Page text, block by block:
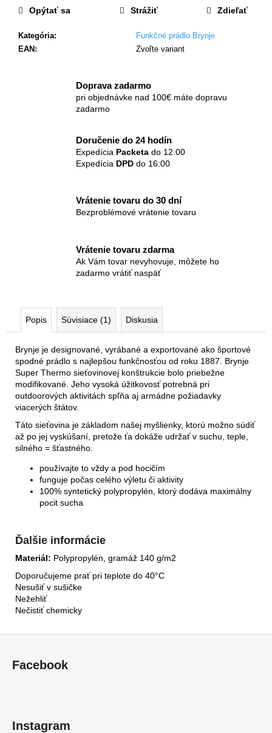
Kategória:
Funkčné prádlo Brynje
EAN: Zvoľte variant
Opýtať sa Strážiť Zdieľať
Doprava zadarmo
pri objednávke nad 100€ máte dopravu
zadarmo
Doručenie do 24 hodín
Expedícia Packeta do 12:00
Expedícia DPD do 16:00
Vrátenie tovaru do 30 dní
Bezproblémové vrátenie tovaru
Vrátenie tovaru zdarma
Ak Vám tovar nevyhovuje, môžete ho
zadarmo vrátiť naspäť
Popis Súvisiace (1) Diskusia
Brynje je designované, vyrábané a exportované ako športové
spodné prádlo s najlepšou funkčnosťou od roku 1887. Brynje
Super Thermo sieťovinovej konštrukcie bolo priebežne
modifikované. Jeho vysoká úžitkovosť potrebná pri
outdoorových aktivitách spľňa aj armádne požiadavky
viacerých štátov.
Táto sieťovina je základom našej myšlienky, ktorú možno súdiť
až po jej vyskúšaní, pretože ťa dokáže udržať v suchu, teple,
silného = šťastného.
používajte to vždy a pod hocičím
funguje počas celého výletu či aktivity
100% syntetický polypropylén, ktorý dodáva maximálny
pocit sucha
Ďalšie informácie
Materiál: Polypropylén, gramáž 140 g/m2
Doporučujeme prať pri teplote do 40°C
Nesušiť v sušičke
Nežehliť
Nečistiť chemicky
Facebook
Instagram